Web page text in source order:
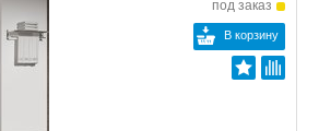
под заказ
В корзину